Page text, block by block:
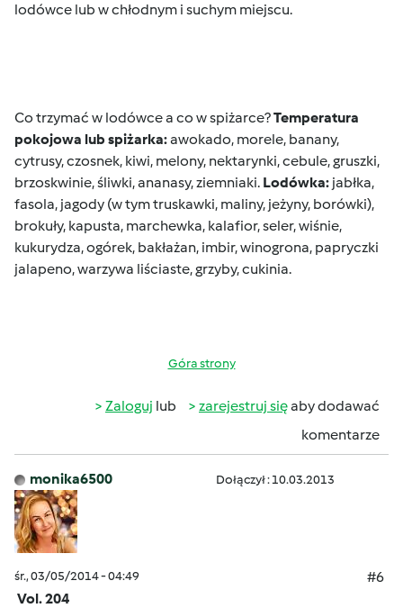
lodówce lub w chłodnym i suchym miejscu.
Co trzymać w lodówce a co w spiżarce?Temperatura
pokojowa lub spiżarka:awokado, morele, banany,
cytrusy, czosnek, kiwi, melony, nektarynki, cebule, gruszki,
brzoskwinie, śliwki, ananasy, ziemniaki. Lodówka: jabłka,
fasola, jagody (w tym truskawki, maliny, jeżyny, borówki),
brokuły, kapusta, marchewka, kalafior, seler, wiśnie,
kukurydza, ogórek, bakłażan, imbir, winogrona, papryczki
jalapeno, warzywa liściaste, grzyby, cukinia.
Góra strony
Zaloguj lub zarejestruj sięaby dodawać
komentarze
monika6500 Dołączył : 10.03.2013
śr., 03/05/2014 - 04:49
#6
Vol. 204